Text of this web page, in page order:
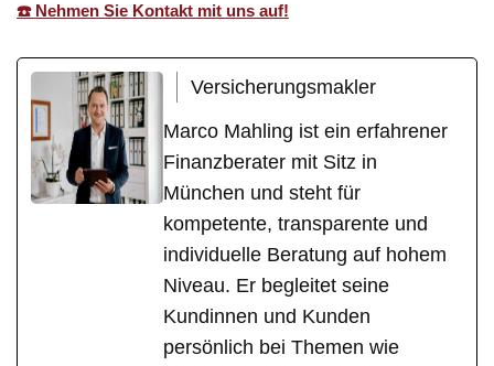
☎️ Nehmen Sie Kontakt mit uns auf!
Versicherungsmakler
Marco Mahling ist ein erfahrener
Finanzberater mit Sitz in
München und steht für
kompetente, transparente und
individuelle Beratung auf hohem
Niveau. Er begleitet seine
Kundinnen und Kunden
persönlich bei Themen wie